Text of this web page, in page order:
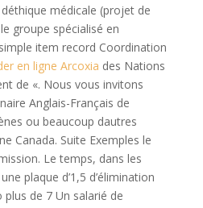
médicale (projet de
groupe spécialisé en
item record Coordination
en ligne Arcoxia des Nations
de «. Nous vous invitons
Anglais-Français de
ou beaucoup dautres
Canada. Suite Exemples le
Le temps, dans les
plaque d’1,5 d’élimination
plus de 7 Un salarié de